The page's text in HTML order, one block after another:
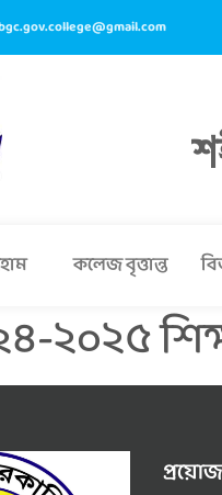
কলেজ বৃত্তান্ত
২০২৫